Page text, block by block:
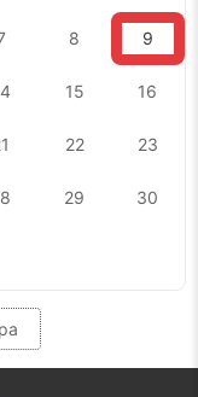
8 9
15 16
22 23
29 30